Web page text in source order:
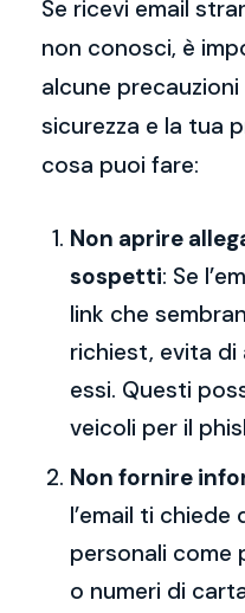
Se ricevi email
non conosci, è
alcune
sicurezza e la tua
cosa puoi fare:
Non aprire
sospetti: Se
link che
richiest, evita di
essi. Questi
veicoli per il
Non fornire
l’email ti
personali come
o numeri di